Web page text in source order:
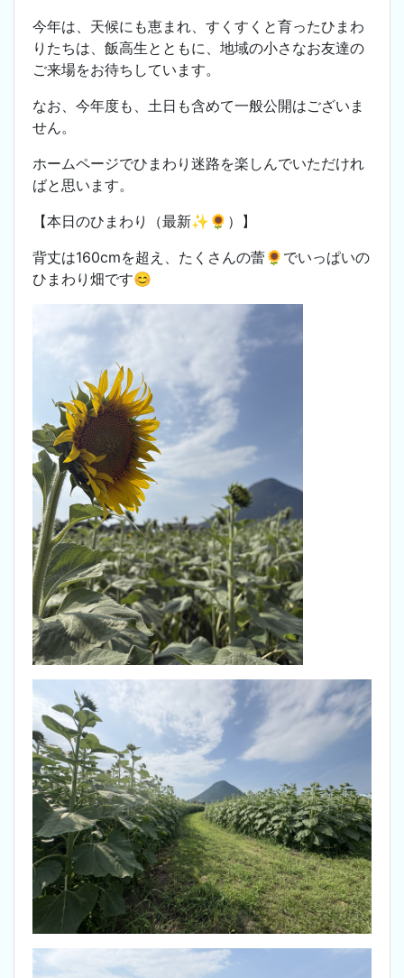
今年は、天候にも恵まれ、すくすくと育ったひまわ
りたちは、飯高生とともに、地域の小さなお友達の
ご来場をお待ちしています。
なお、 今年度も、土日も含めて一般公開はございま
せん。
ホームページでひまわり迷路を楽しんでいただけれ
ばと思います。
【本日のひまわり（最新✨🌻）】
背丈は160cmを超え、たくさんの蕾🌻でいっぱいの
ひまわり畑です😊